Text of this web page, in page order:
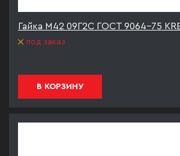
Гайка М42 09Г2С ГОСТ 9064-75
под заказ
В КОРЗИНУ